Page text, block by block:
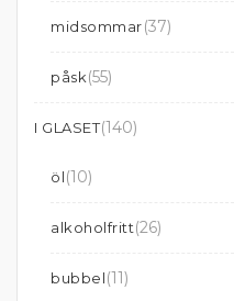
midsommar(37)
påsk(55)
I GLASET(140)
öl(10)
alkoholfritt(26)
bubbel(11)